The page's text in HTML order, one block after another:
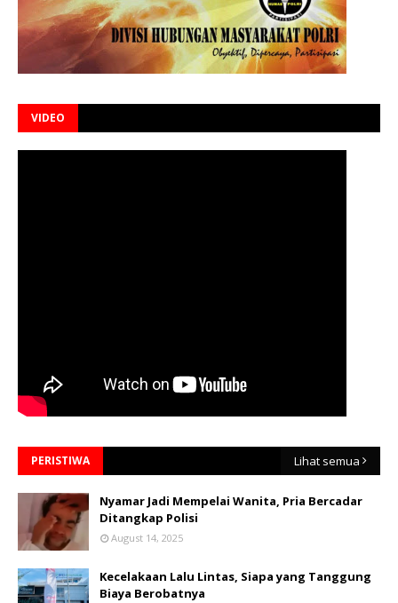
VIDEO
PERISTIWA Lihat semua
Nyamar Jadi Mempelai Wanita, Pria Bercadar
Ditangkap Polisi
August 14, 2025
Kecelakaan Lalu Lintas, Siapa yang Tanggung
Biaya Berobatnya